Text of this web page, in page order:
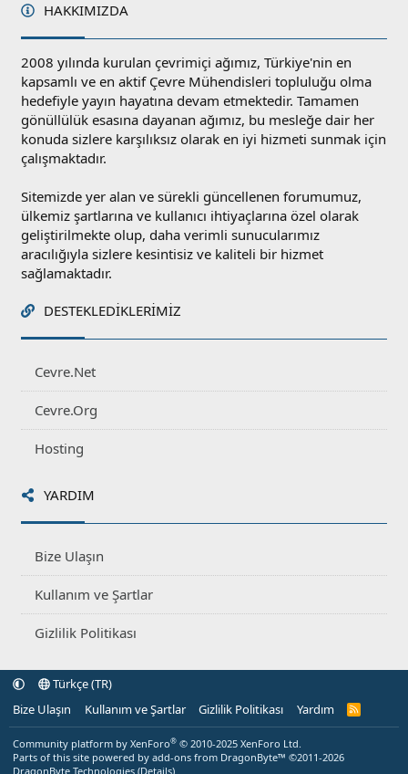
HAKKIMIZDA
2008 yılında kurulan çevrimiçi ağımız, Türkiye'nin en
kapsamlı ve en aktif Çevre Mühendisleri topluluğu olma
hedefiyle yayın hayatına devam etmektedir. Tamamen
gönüllülük esasına dayanan ağımız, bu mesleğe dair her
konuda sizlere karşılıksız olarak en iyi hizmeti sunmak için
çalışmaktadır.
Sitemizde yer alan ve sürekli güncellenen forumumuz,
ülkemiz şartlarına ve kullanıcı ihtiyaçlarına özel olarak
geliştirilmekte olup, daha verimli sunucularımız
aracılığıyla sizlere kesintisiz ve kaliteli bir hizmet
sağlamaktadır.
DESTEKLEDIKLERIMIZ
Cevre.Net
Cevre.Org
Hosting
YARDIM
Bize Ulaşın
Kullanım ve Şartlar
Gizlilik Politikası
Türkçe (TR)
Bize Ulaşın
Kullanım ve Şartlar Gizlilik Politikası Yardım
R
Community platform by XenForo® © 2010-2025 XenForo Ltd.
Parts of this site powered by add-ons from DragonByte™ ©2011-2026
DragonByte Technologies (Details)